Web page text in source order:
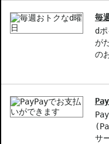
乾燥肌でしっとり感を求め
多機能なヘアケアアイテ
毎
d
が
の
サ